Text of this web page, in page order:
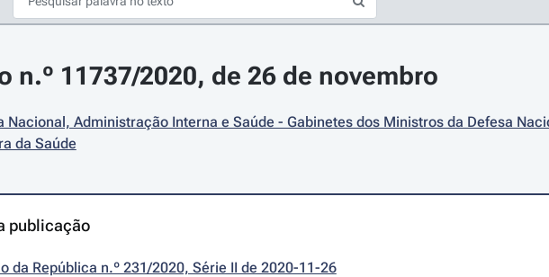
n.º 11737/2020, de 26 de novembro
Nacional, Administração Interna e Saúde - Gabinetes dos Ministros da Defesa
da Saúde
publicação
da República n.º 231/2020, Série II de 2020-11-26